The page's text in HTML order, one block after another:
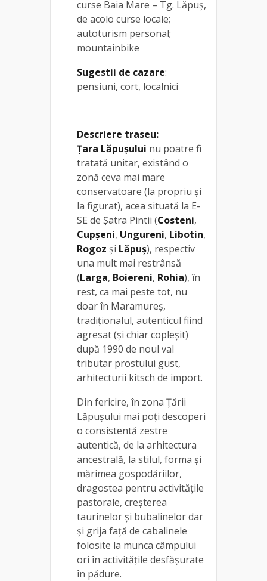
curse Baia Mare – Tg. Lăpuș,
de acolo curse locale;
autoturism personal;
mountainbike
Sugestii de cazare:
pensiuni, cort, localnici
Descriere traseu:
Ţara Lăpuşului nu poatre fi
tratată unitar, existând o
zonă ceva mai mare
conservatoare (la propriu şi
la figurat), acea situată la E-
SE de Şatra Pintii (Costeni,
Cupşeni, Ungureni, Libotin,
Rogoz şi Lăpuş), respectiv
una mult mai restrânsă
(Larga, Boiereni, Rohia), în
rest, ca mai peste tot, nu
doar în Maramureş,
tradiţionalul, autenticul fiind
agresat (şi chiar copleşit)
după 1990 de noul val
tributar prostului gust,
arhitecturii kitsch de import.
Din fericire, în zona Ţării
Lăpuşului mai poţi descoperi
o consistentă zestre
autentică, de la arhitectura
ancestrală, la stilul, forma şi
mărimea gospodăriilor,
dragostea pentru activităţile
pastorale, creşterea
taurinelor şi bubalinelor dar
şi grija faţă de cabalinele
folosite la munca câmpului
ori în activităţile desfăşurate
în pădure.